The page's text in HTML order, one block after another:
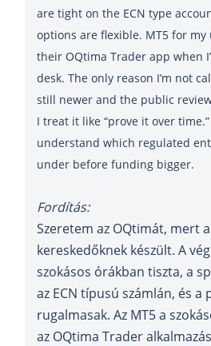
are tight on the ECN type
options are flexible. MT5 for my
their OQtima Trader app when
desk. The only reason I’m not
still newer and the public
I treat it like “prove it over
understand which regulated
under before funding bigger.
Fordítás:
Szeretem az OQtimát, mert
kereskedőknek készült. A
szokásos órákban tiszta, a
az ECN típusú számlán, és
rugalmasak. Az MT5 a
az OQtima Trader